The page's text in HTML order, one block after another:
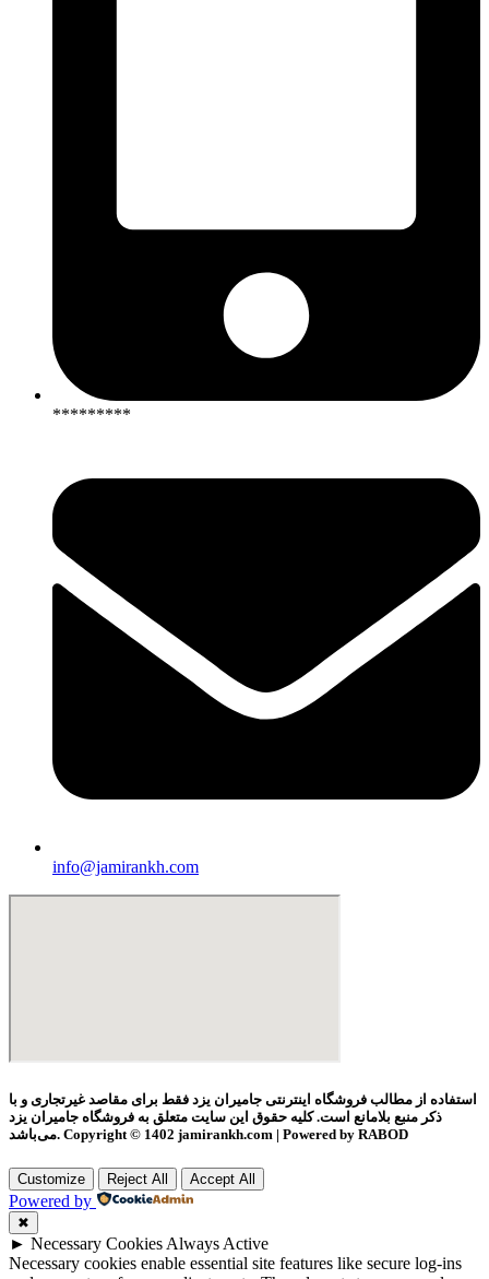
*********
info@jamirankh.com
استفاده از مطالب فروشگاه اینترنتی جامیران یزد فقط برای مقاصد غیرتجاری و با
ذکر منبع بلامانع است. کلیه حقوق این سایت متعلق به فروشگاه جامیران یزد
می‌باشد. Copyright © 1402 jamirankh.com | Powered by RABOD
Customize Reject All Accept All
Powered by
✖
► Necessary Cookies Always Active
Necessary cookies enable essential site features like secure log-ins